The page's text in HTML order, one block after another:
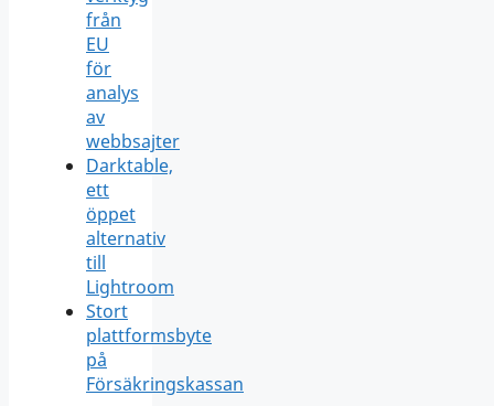
från
EU
för
analys
av
webbsajter
Darktable,
ett
öppet
alternativ
till
Lightroom
Stort
plattformsbyte
på
Försäkringskassan